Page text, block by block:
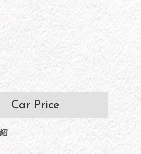
Car Price